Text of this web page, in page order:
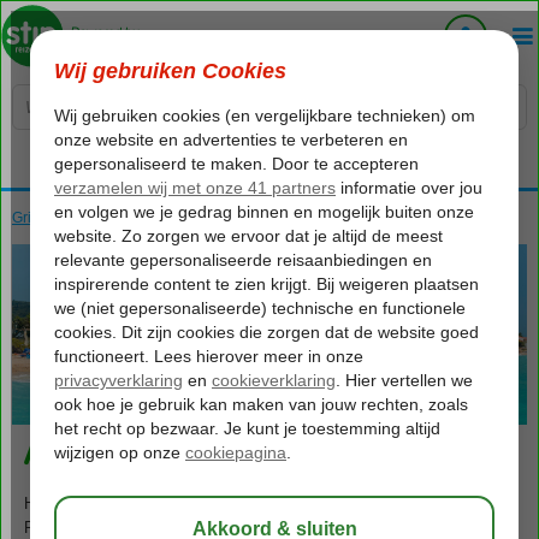
Voelt als thuiskomen...
Griekenland Corfu Corfu Acharavi
va 679
o.b.v. 2 personen
Acharavi
Het kustdorp Acharavi ligt in het noorden van Corfu aan de baai van
Roda. Het is een moderne en populaire badplaats die samen met